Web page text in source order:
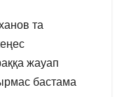
та
жауап
бастама